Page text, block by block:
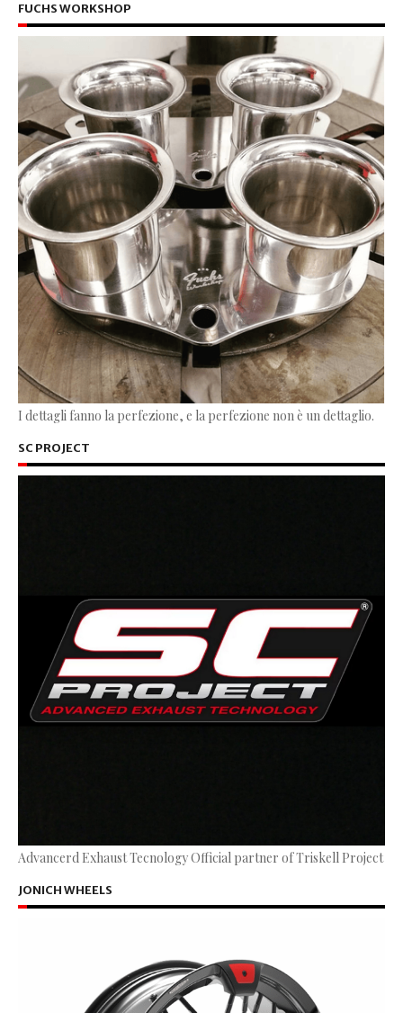
FUCHS WORKSHOP
I dettagli fanno la perfezione, e la perfezione non è un dettaglio.
SC PROJECT
Advancerd Exhaust Tecnology Official partner of Triskell Project
JONICH WHEELS